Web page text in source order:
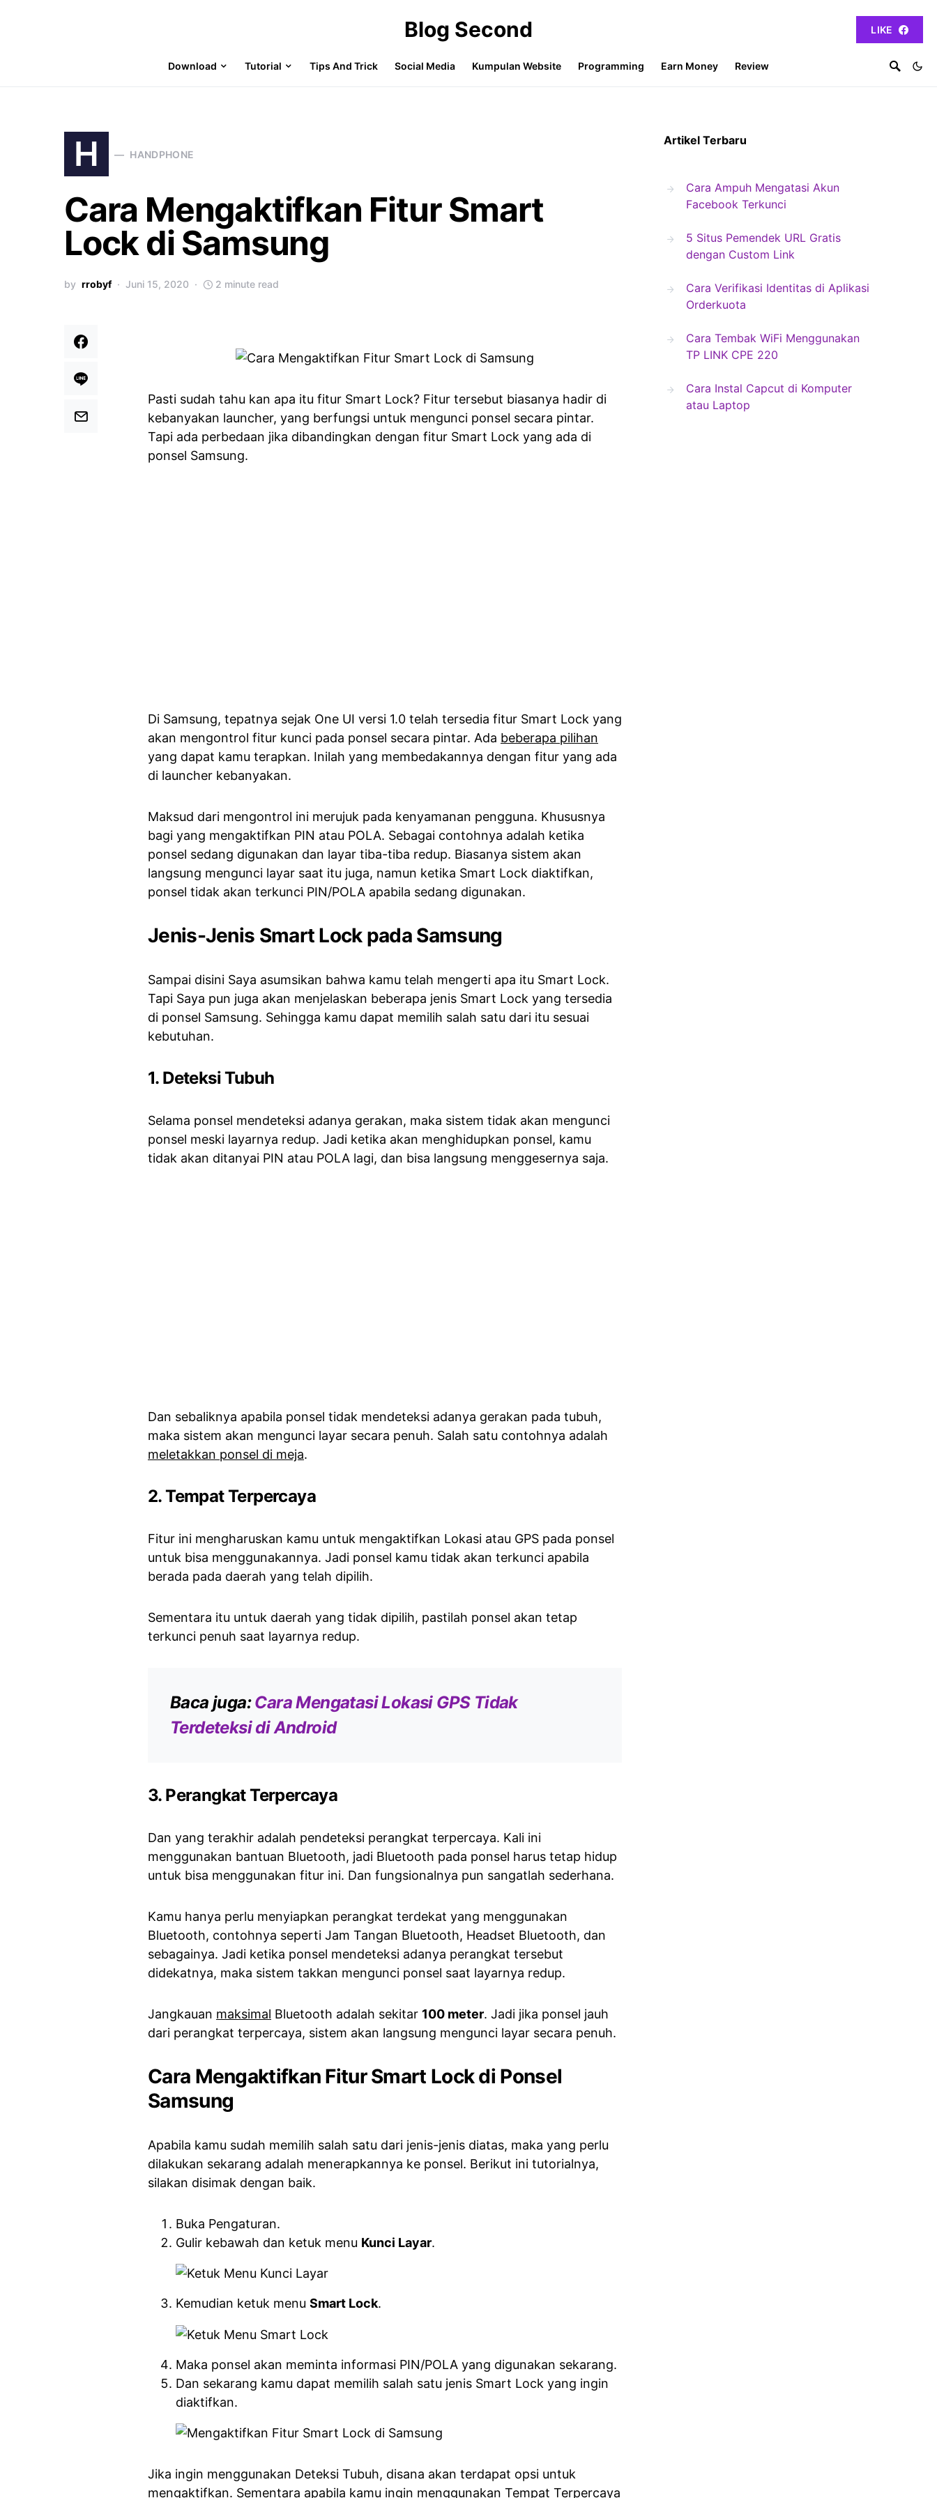
Blog Second LIKE
Download Tutorial Tips And Trick Social Media Kumpulan Website Programming Earn Money Review
H HANDPHONE
Cara Mengaktifkan Fitur Smart
Lock di Samsung
by rrobyf Juni 15, 2020 2 minute read
Pasti sudah tahu kan apa itu fitur Smart Lock? Fitur tersebut biasanya hadir di
kebanyakan launcher, yang berfungsi untuk mengunci ponsel secara pintar.
Tapi ada perbedaan jika dibandingkan dengan fitur Smart Lock yang ada di
ponsel Samsung.
Di Samsung, tepatnya sejak One UI versi 1.0 telah tersedia fitur Smart Lock yang
akan mengontrol fitur kunci pada ponsel secara pintar. Ada beberapa pilihan
yang dapat kamu terapkan. Inilah yang membedakannya dengan fitur yang ada
di launcher kebanyakan.
Maksud dari mengontrol ini merujuk pada kenyamanan pengguna. Khususnya
bagi yang mengaktifkan PIN atau POLA. Sebagai contohnya adalah ketika
ponsel sedang digunakan dan layar tiba-tiba redup. Biasanya sistem akan
langsung mengunci layar saat itu juga, namun ketika Smart Lock diaktifkan,
ponsel tidak akan terkunci PIN/POLA apabila sedang digunakan.
Jenis-Jenis Smart Lock pada Samsung
Sampai disini Saya asumsikan bahwa kamu telah mengerti apa itu Smart Lock.
Tapi Saya pun juga akan menjelaskan beberapa jenis Smart Lock yang tersedia
di ponsel Samsung. Sehingga kamu dapat memilih salah satu dari itu sesuai
kebutuhan.
1. Deteksi Tubuh
Selama ponsel mendeteksi adanya gerakan, maka sistem tidak akan mengunci
ponsel meski layarnya redup. Jadi ketika akan menghidupkan ponsel, kamu
tidak akan ditanyai PIN atau POLA lagi, dan bisa langsung menggesernya saja.
Dan sebaliknya apabila ponsel tidak mendeteksi adanya gerakan pada tubuh,
maka sistem akan mengunci layar secara penuh. Salah satu contohnya adalah
meletakkan ponsel di meja.
2. Tempat Terpercaya
Fitur ini mengharuskan kamu untuk mengaktifkan Lokasi atau GPS pada ponsel
untuk bisa menggunakannya. Jadi ponsel kamu tidak akan terkunci apabila
berada pada daerah yang telah dipilih.
Sementara itu untuk daerah yang tidak dipilih, pastilah ponsel akan tetap
terkunci penuh saat layarnya redup.
Baca juga:Cara Mengatasi Lokasi GPS Tidak
Terdeteksi di Android
3. Perangkat Terpercaya
Dan yang terakhir adalah pendeteksi perangkat terpercaya. Kali ini
menggunakan bantuan Bluetooth, jadi Bluetooth pada ponsel harus tetap hidup
untuk bisa menggunakan fitur ini. Dan fungsionalnya pun sangatlah sederhana.
Kamu hanya perlu menyiapkan perangkat terdekat yang menggunakan
Bluetooth, contohnya seperti Jam Tangan Bluetooth, Headset Bluetooth, dan
sebagainya. Jadi ketika ponsel mendeteksi adanya perangkat tersebut
didekatnya, maka sistem takkan mengunci ponsel saat layarnya redup.
Jangkauan maksimal Bluetooth adalah sekitar 100 meter. Jadi jika ponsel jauh
dari perangkat terpercaya, sistem akan langsung mengunci layar secara penuh.
Cara Mengaktifkan Fitur Smart Lock di Ponsel
Samsung
Apabila kamu sudah memilih salah satu dari jenis-jenis diatas, maka yang perlu
dilakukan sekarang adalah menerapkannya ke ponsel. Berikut ini tutorialnya,
silakan disimak dengan baik.
Buka Pengaturan.
Gulir kebawah dan ketuk menu Kunci Layar.
Kemudian ketuk menu Smart Lock.
Maka ponsel akan meminta informasi PIN/POLA yang digunakan sekarang.
Dan sekarang kamu dapat memilih salah satu jenis Smart Lock yang ingin
diaktifkan.
Jika ingin menggunakan Deteksi Tubuh, disana akan terdapat opsi untuk
mengaktifkan. Sementara apabila kamu ingin menggunakan Tempat Terpercaya
Artikel Terbaru
Cara Ampuh Mengatasi Akun
Facebook Terkunci
5 Situs Pemendek URL Gratis
dengan Custom Link
Cara Verifikasi Identitas di Aplikasi
Orderkuota
Cara Tembak WiFi Menggunakan
TP LINK CPE 220
Cara Instal Capcut di Komputer
atau Laptop